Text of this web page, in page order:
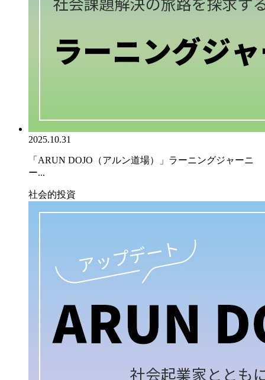
2025.10.31
「ARUN DOJO（アルン道場）」ラーニングジャーニ
ー...
社会的投資